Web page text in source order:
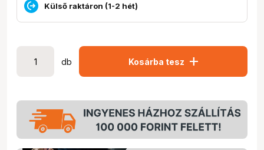
Külső raktáron (1-2 hét)
db Kosárba tesz add